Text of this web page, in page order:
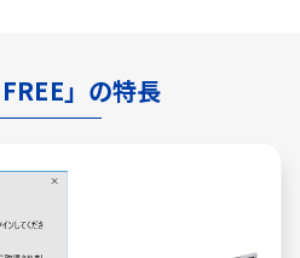
FREE」の特長